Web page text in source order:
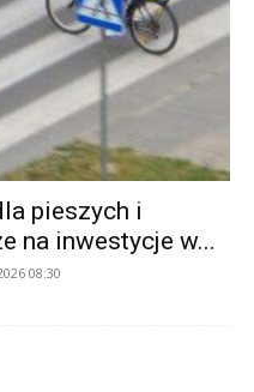
pieszych i
na inwestycje w...
08:30